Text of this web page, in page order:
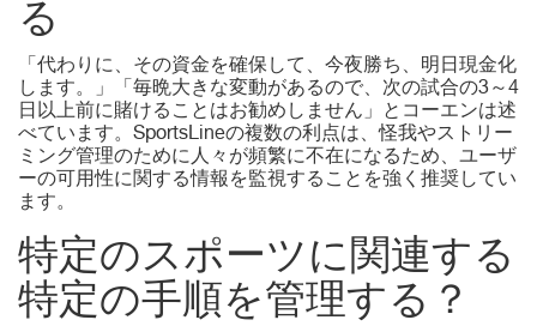
る
「代わりに、その資金を確保して、今夜勝ち、明日現金化
します。」「毎晩大きな変動があるので、次の試合の3～4
日以上前に賭けることはお勧めしません」とコーエンは述
べています。SportsLineの複数の利点は、怪我やストリー
ミング管理のために人々が頻繁に不在になるため、ユーザ
ーの可用性に関する情報を監視することを強く推奨してい
ます。
特定のスポーツに関連する
特定の手順を管理する？